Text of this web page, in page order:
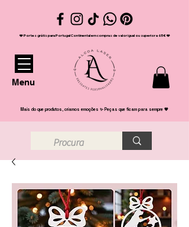
❤️ Portes grátis para Portugal Continental em compras de valor igual ou superior a 65€ ❤️
Menu
Mais do que produtos, criamos emoções ✨ Peças que ficam para sempre 💖